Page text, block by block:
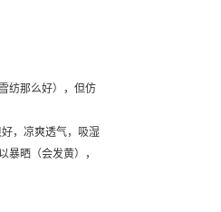
纺那么好），但仿
，凉爽透气，吸湿
晒（会发黄），